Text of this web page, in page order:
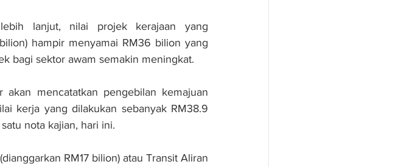
lanjut, nilai projek kerajaan yang
hampir menyamai RM36 bilion yang
bagi sektor awam semakin meningkat.
akan mencatatkan pengebilan kemajuan
kerja yang dilakukan sebanyak RM38.9
nota kajian, hari ini.
RM17 bilion) atau Transit Aliran